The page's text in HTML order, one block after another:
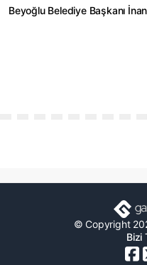
Beyoğlu Belediye Başkanı
© Copyright
Bizi